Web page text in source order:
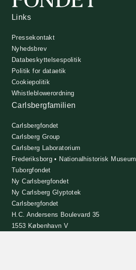
Links
Pressekontakt
Nyhedsbrev
Databeskyttelsespolitik
Politik for dataetik
Cookiepolitik
Whistleblowerordning
Carlsbergfamilien
Carlsbergfondet
Carlsberg Group
Carlsberg Laboratorium
Frederiksborg • Nationalhistorisk Museum
Tuborgfondet
Ny Carlsbergfondet
Ny Carlsberg Glyptotek
Carlsbergfondet
H.C. Andersens Boulevard 35
1553 København V